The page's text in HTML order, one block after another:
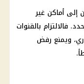
إلى أماكن غير
فالالتزام بالقنوات
ويمنع رفض